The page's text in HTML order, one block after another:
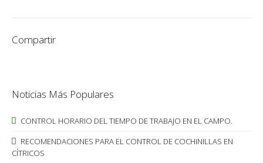
Compartir
Noticias Más Populares
CONTROL HORARIO DEL TIEMPO DE TRABAJO EN EL CAMPO.
RECOMENDACIONES PARA EL CONTROL DE COCHINILLAS EN
CÍTRICOS